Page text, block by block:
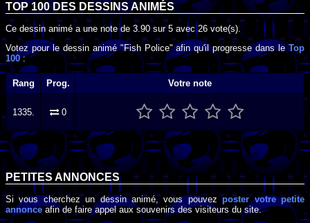
TOP 100 DES DESSINS ANIMÉS
Ce dessin animé a une note de 3.90 sur 5 avec26 vote(s).
Votez pour le dessin animé "Fish Police" afin qu'il progresse dans leTop
100:
Rang Prog. Votre note
1335. 0
PETITES ANNONCES
Si vous cherchez un dessin animé, vous pouvezposter votre petite
annonceafin de faire appel aux souvenirs des visiteurs du site.